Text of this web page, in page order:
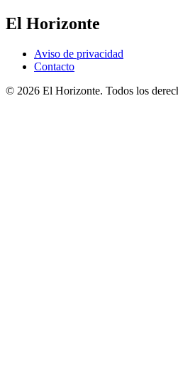
El Horizonte
Aviso de privacidad
Contacto
© 2026 El Horizonte. Todos los